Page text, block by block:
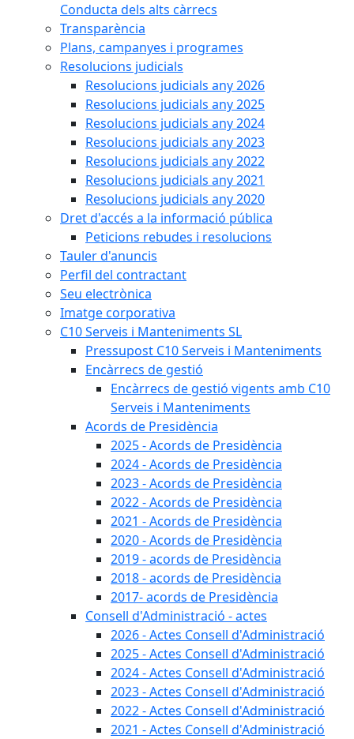
Conducta dels alts càrrecs
Transparència
Plans, campanyes i programes
Resolucions judicials
Resolucions judicials any 2026
Resolucions judicials any 2025
Resolucions judicials any 2024
Resolucions judicials any 2023
Resolucions judicials any 2022
Resolucions judicials any 2021
Resolucions judicials any 2020
Dret d'accés a la informació pública
Peticions rebudes i resolucions
Tauler d'anuncis
Perfil del contractant
Seu electrònica
Imatge corporativa
C10 Serveis i Manteniments SL
Pressupost C10 Serveis i Manteniments
Encàrrecs de gestió
Encàrrecs de gestió vigents amb C10
Serveis i Manteniments
Acords de Presidència
2025 - Acords de Presidència
2024 - Acords de Presidència
2023 - Acords de Presidència
2022 - Acords de Presidència
2021 - Acords de Presidència
2020 - Acords de Presidència
2019 - acords de Presidència
2018 - acords de Presidència
2017- acords de Presidència
Consell d'Administració - actes
2026 - Actes Consell d'Administració
2025 - Actes Consell d'Administració
2024 - Actes Consell d'Administració
2023 - Actes Consell d'Administració
2022 - Actes Consell d'Administració
2021 - Actes Consell d'Administració